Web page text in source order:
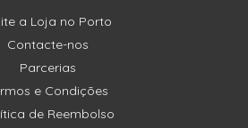
a Loja no Porto
Contacte-nos
Parcerias
e Condições
de Reembolso